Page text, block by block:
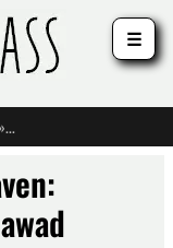
Stadttheater Bremerhaven: «Vögel» von Wajdi Mouawad
☰